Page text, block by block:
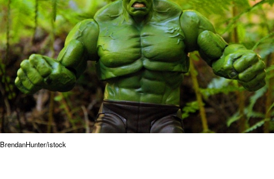
BrendanHunter/istock